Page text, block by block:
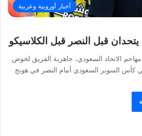
أخبار أوروبية وعربية
يتحدان قبل النصر قبل الكلاسيكو
مهاجم الاتحاد السعودي، جاهزية الفريق لخوض
كأس السوبر السعودي أمام النصر في هونج